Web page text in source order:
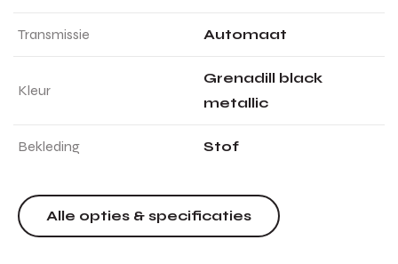
Transmissie Automaat
Kleur
Grenadill black
metallic
Bekleding Stof
Alle opties & specificaties